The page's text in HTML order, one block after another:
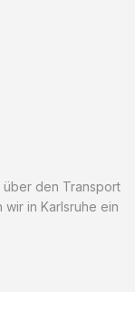
über den Transport
in Karlsruhe ein